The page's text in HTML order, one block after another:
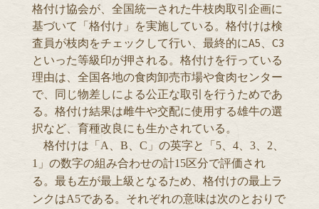
格付け協会が、全国統一された牛枝肉取引企画に
基づいて「格付け」を実施している。格付けは検
査員が枝肉をチェックして行い、最終的にA5、C3
といった等級印が押される。格付けを行っている
理由は、全国各地の食肉卸売市場や食肉センター
で、同じ物差しによる公正な取引を行うためであ
る。格付け結果は雌牛や交配に使用する雄牛の選
択など、育種改良にも生かされている。
格付けは「A、B、C」の英字と「5、4、3、2、
1」の数字の組み合わせの計15区分で評価され
る。最も左が最上級となるため、格付けの最上ラ
ンクはA5である。それぞれの意味は次のとおりで